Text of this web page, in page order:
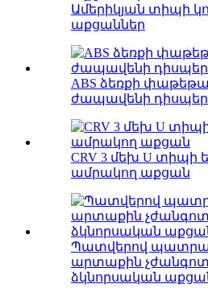
Ամերիկյան տիպի
աքցաններ
ABS ձեռքի
ժապավենի
CRV 3 մեխ U տիպի
ամրակող աքցան
Պատվերով
արտաքին
ձկնորսական